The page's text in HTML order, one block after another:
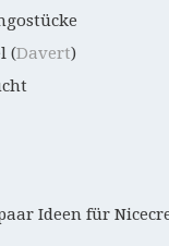
(Davert)
Ideen für